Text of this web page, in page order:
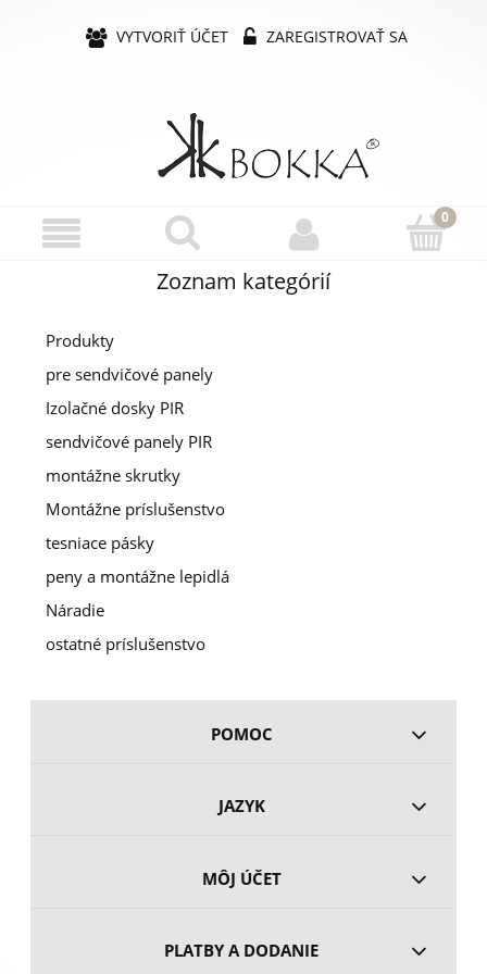
VYTVORIŤ ÚČET ZAREGISTROVAŤ SA
Zoznam kategórií
Produkty
pre sendvičové panely
Izolačné dosky PIR
sendvičové panely PIR
montážne skrutky
Montážne príslušenstvo
tesniace pásky
peny a montážne lepidlá
Náradie
ostatné príslušenstvo
POMOC
JAZYK
MÔJ ÚČET
PLATBY A DODANIE